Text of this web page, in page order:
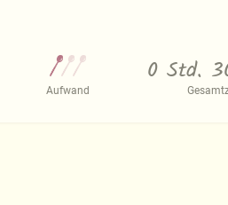
Aufwand
0 Std.